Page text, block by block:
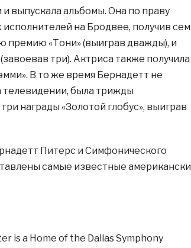
выпускала альбомы. Она по праву
на Бродвее, получив
премию «Тони» (выиграв дважды), и
три). Актриса также получила
В то же время Бернадетт не
телевидении, была трижды
награды «Золотой глобус», выиграв
Питерс и Симфонического
самые известные
is a Home of the Dallas Symphony